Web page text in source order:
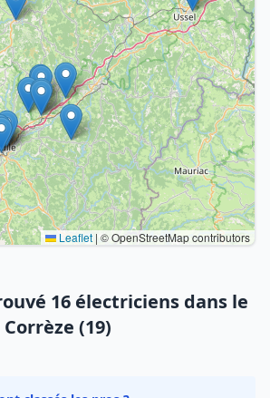
Leaflet | © OpenStreetMap contributors
16 électriciens dans le
(19)